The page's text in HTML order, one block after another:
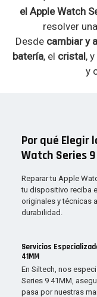
el Apple Watch
resolver
Desde cambiar y
batería, el cristal,
y
Por qué Elegir
Watch Series
Reparar tu Apple
tu dispositivo reciba
originales y técnicas
durabilidad.
Servicios
41MM
En Siltech, nos
Series 9 41MM,
pasa por nuestras